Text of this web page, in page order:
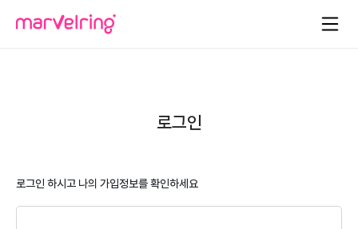
로그인
로그인 하시고 나의 가입정보를 확인하세요